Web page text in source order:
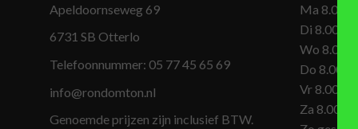
Apeldoornseweg 69
6731 SB Otterlo
Telefoonnummer: 05 77 45 65 69
info@rondomton.nl
Genoemde prijzen zijn inclusief BTW.
Ma 8.00-
Di 8.00-
Wo 8.00-
Do 8.00-
Vr 8.00-
Za 8.00-